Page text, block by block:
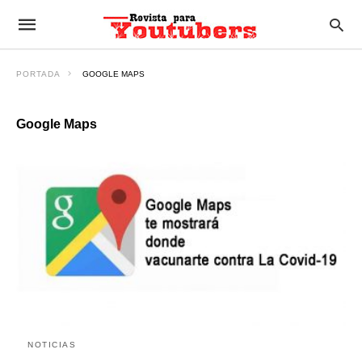
PORTADA GOOGLE MAPS
Google Maps
NOTICIAS